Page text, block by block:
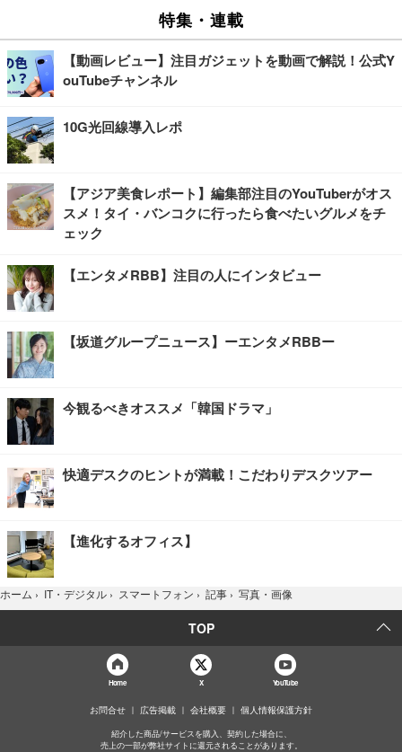
特集・連載
【動画レビュー】注目ガジェットを動画で解説！公式Y
ouTubeチャンネル
10G光回線導入レポ
【アジア美食レポート】編集部注目のYouTuberがオス
スメ！タイ・バンコクに行ったら食べたいグルメをチ
ェック
【エンタメRBB】注目の人にインタビュー
【坂道グループニュース】ーエンタメRBBー
今観るべきオススメ「韓国ドラマ」
快適デスクのヒントが満載！こだわりデスクツアー
【進化するオフィス】
ホーム › IT・デジタル › スマートフォン › 記事 › 写真・画像
TOP
Home X YouTube
お問合せ 広告掲載 会社概要 個人情報保護方針
紹介した商品/サービスを購入、契約した場合に、
売上の一部が弊社サイトに還元されることがあります。